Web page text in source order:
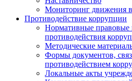
Мониторинг движения
Противодействие коррупции
Нормативные правовые
противодействия
Методические
Формы документов,
противодействием
Локальные акты